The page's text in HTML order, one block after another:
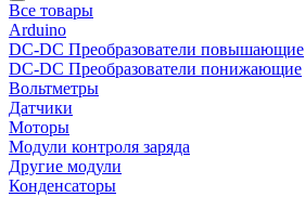
Все товары
Arduino
DC-DC Преобразователи повышающие
DC-DC Преобразователи понижающие
Вольтметры
Датчики
Моторы
Модули контроля заряда
Другие модули
Конденсаторы